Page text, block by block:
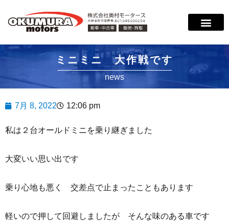
ミニミニ 大作戦です
news
7月 8, 2022 12:06 pm
私は２台オールドミニを乗り継ぎました
大変いい思い出です
乗り心地も悪く 交差点で止まったこともあります
軽いので押して回避しましたが そんな味のある車です